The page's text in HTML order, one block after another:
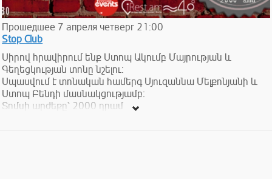
Прошедшее 7 апреля четверг 21:00
Stop Club
Սիրով հրավիրում ենք Ստոպ Ակումբ Մայրության և
Գեղեցկության տոնը նշելու։
Սպասվում է տոնական համերգ Սյուզաննա Մելքոնյանի և
Ստոպ Բենդի մասնակցությամբ։
Տոմսի արժեքը՝ 2000 դրամ